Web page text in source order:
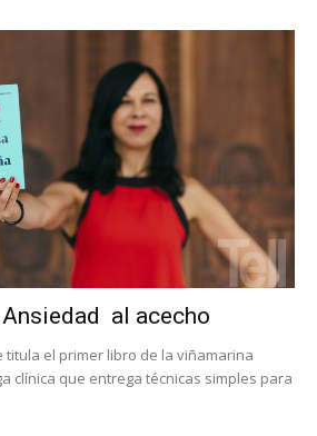
al acecho
titula el primer libro de la viñamarina
clínica que entrega técnicas simples para